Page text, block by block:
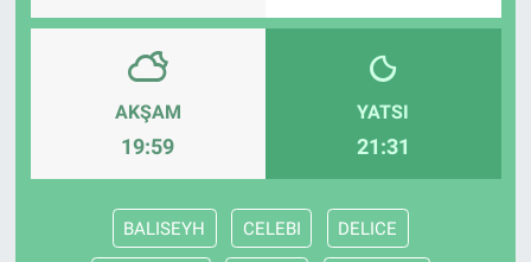
AKŞAM
19:59
YATSI
21:31
BALISEYH CELEBI DELICE